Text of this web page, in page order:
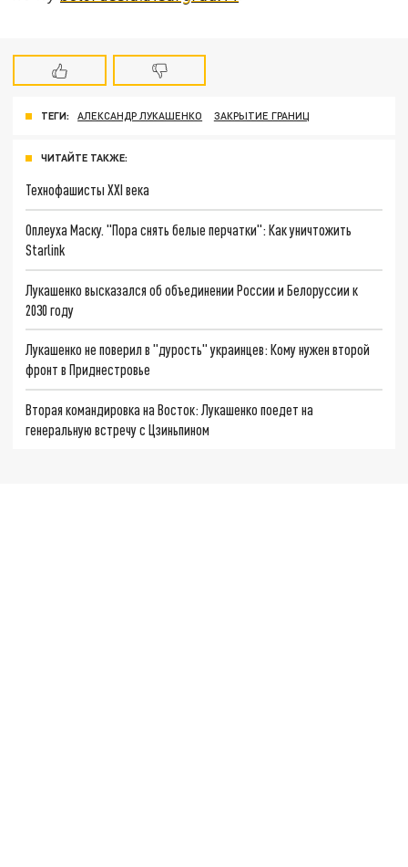
ТЕГИ: АЛЕКСАНДР ЛУКАШЕНКО ЗАКРЫТИЕ ГРАНИЦ
ЧИТАЙТЕ ТАКЖЕ:
Технофашисты XXI века
Оплеуха Маску. "Пора снять белые перчатки": Как уничтожить
Starlink
Лукашенко высказался об объединении России и Белоруссии к
2030 году
Лукашенко не поверил в "дурость" украинцев: Кому нужен второй
фронт в Приднестровье
Вторая командировка на Восток: Лукашенко поедет на
генеральную встречу с Цзиньпином